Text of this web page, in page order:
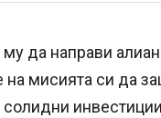
да направи
мисията си да